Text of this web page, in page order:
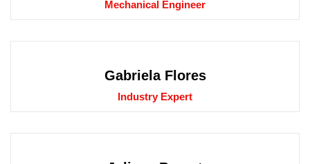
Mechanical Engineer
Gabriela Flores
Industry Expert